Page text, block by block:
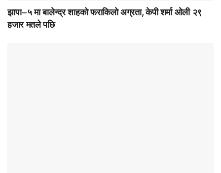
झापा–५ मा बालेन्द्र शाहको फराकिलो अग्रता, केपी शर्मा ओली २९
हजार मतले पछि